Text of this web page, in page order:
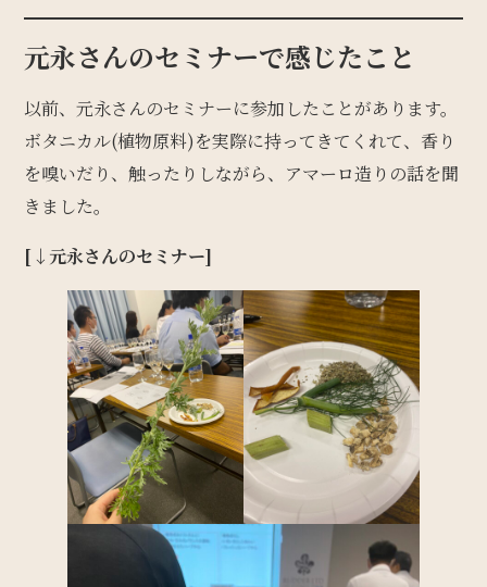
元永さんのセミナーで感じたこと
以前、元永さんのセミナーに参加したことがあります。
ボタニカル(植物原料)を実際に持ってきてくれて、香り
を嗅いだり、触ったりしながら、アマーロ造りの話を聞
きました。
[↓元永さんのセミナー]